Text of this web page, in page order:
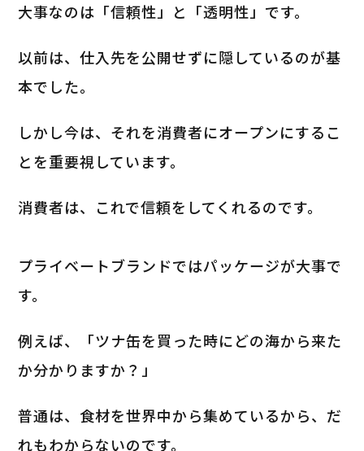
大事なのは「信頼性」と「透明性」です。
以前は、仕入先を公開せずに隠しているのが基
本でした。
しかし今は、それを消費者にオープンにするこ
とを重要視しています。
消費者は、これで信頼をしてくれるのです。
プライベートブランドではパッケージが大事で
す。
例えば、「ツナ缶を買った時にどの海から来た
か分かりますか？」
普通は、食材を世界中から集めているから、だ
れもわからないのです。